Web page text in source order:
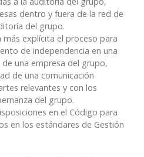
dentro y fuera de la red de
del grupo.
más explícita el proceso para
de independencia en una
una empresa del grupo,
de una comunicación
relevantes y con los
del grupo.
en el Código para
en los estándares de Gestión